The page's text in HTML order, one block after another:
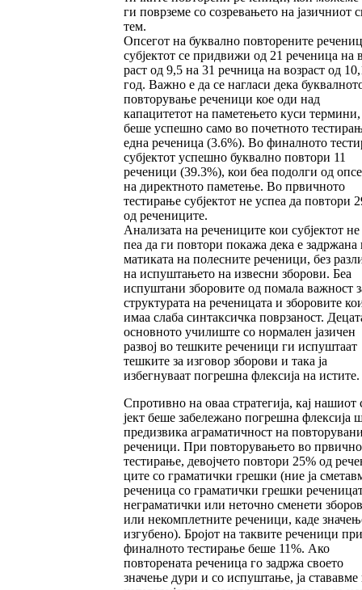
ги поврземе со созревањето на јазич­ниот
тем.
Опсегот на буквално повторените
субјектот се придвижи од 21 реченица на
раст од 9,5 на 31 речница на возраст од
год. Важно е да се нагласи дека
пов­торување реченици кое оди над
капацитетот на паметењето куси термини,
беше успешно са­мо во почетното
една реченица (3.6%). Во финалното
субјектот ус­пешно буквално повтори 11
реченици (39.3%), кои беа подолги од
на директното па­ме­тење. Во првичното
тестирање субјектот не ус­пеа да повтори
од речениците.
Анализата на речениците кои субјектот
пеа да ги повтори покажа дека е
ма­тиката на полесните реченици, без
на испуштањето на извесни зборови. Беа
испушта­ни зборовите од помала важност
структурата на реченицата и зборовите
имаа слаба син­так­сичка поврзаност.
основното учи­лиште со нормален јазичен
развој во тешките реченици ги испуштаат
тешките за изговор збо­рови и така ја
избегнуваат погрешна флексија на
Спротивно на оваа стратегија, кај
јект беше за­беле­жано погрешна флексија
пре­дизвика агра­матич­ност на
ре­че­ници. При повтору­ва­њето во
тес­­тирање, девој­че­то пов­тори 25% од
ци­те со грама­тич­ки грешки (ние ја
реченица со гра­матички греш­ки
неграматич­ки или неточ­но сме­не­ти
или неком­плет­ните речени­ци, каде
из­гу­бено). Бро­јот на так­вите реченици при
финал­но­то тестирање беше 11%. Ако
повторената ре­че­ни­­ца го задржа своето
значење дури и со ис­пуш­­тање, ја ста­вавме